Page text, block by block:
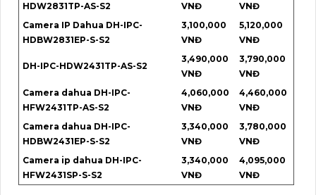
HDW2831TP-AS-S2
VNĐ
VNĐ
Camera IP Dahua DH-IPC-
HDBW2831EP-S-S2
3,100,000
VNĐ
5,120,000
VNĐ
DH-IPC-HDW2431TP-AS-S2
3,490,000
VNĐ
3,790,000
VNĐ
Camera dahua DH-IPC-
HFW2431TP-AS-S2
4,060,000
VNĐ
4,460,000
VNĐ
Camera dahua DH-IPC-
HDBW2431EP-S-S2
3,340,000
VNĐ
3,780,000
VNĐ
Camera ip dahua DH-IPC-
HFW2431SP-S-S2
3,340,000
VNĐ
4,095,000
VNĐ